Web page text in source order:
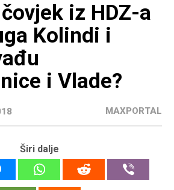
iz HDZ-a
Kolindi i
i Vlade?
MAXPORTAL
Širi dalje